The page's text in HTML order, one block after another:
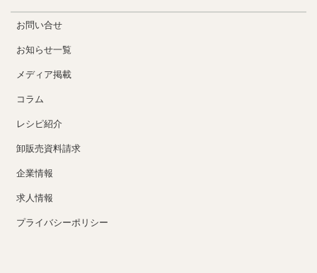
お問い合せ
お知らせ一覧
メディア掲載
コラム
レシピ紹介
卸販売資料請求
企業情報
求人情報
プライバシーポリシー